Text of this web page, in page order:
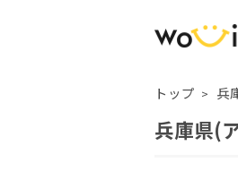
トップ 兵
兵庫県(